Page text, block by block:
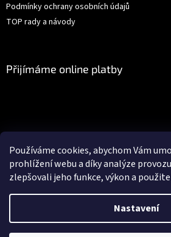
Používáme cookies, abychom Vám
prohlížení webu a díky analýze
zlepšovali jeho funkce, výkon a
Nastavení
Objednávky vytvořené po 19.12.2025 budou
Podmínky ochrany osobních údajů
TOP rady a návody
Přijímáme online platby
Facebook